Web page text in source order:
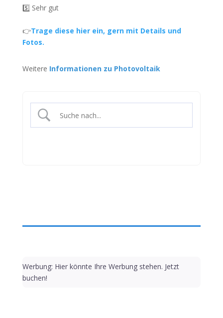
5️⃣ Sehr gut
👉Trage diese hier ein, gern mit Details und
Fotos.
Weitere Informationen zu Photovoltaik
Werbung: Hier könnte Ihre Werbung stehen. Jetzt
buchen!